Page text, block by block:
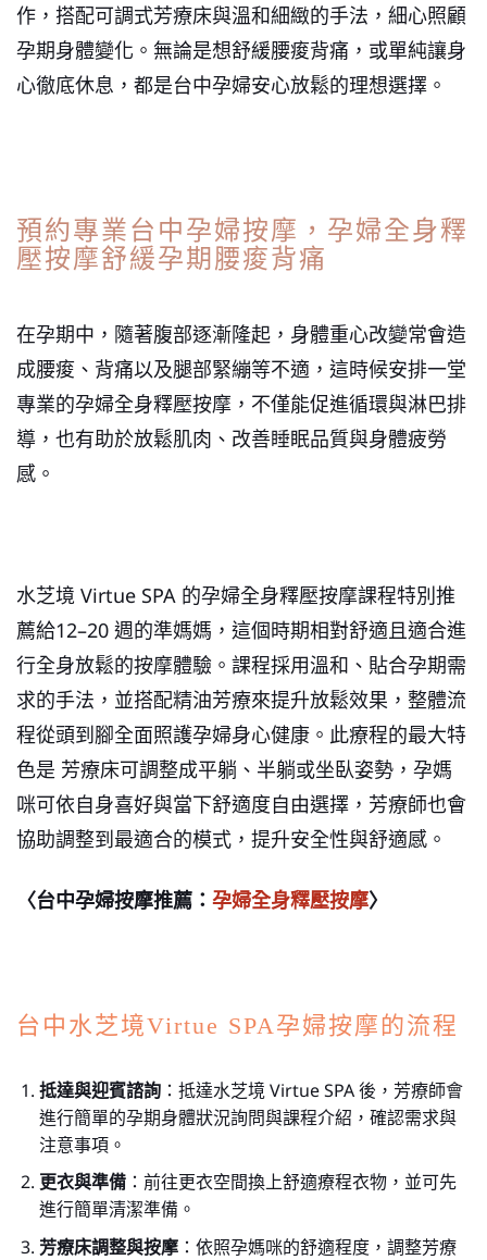
作，搭配可調式芳療床與溫和細緻的手法，細心照顧
孕期身體變化。無論是想舒緩腰痠背痛，或單純讓身
心徹底休息，都是台中孕婦安心放鬆的理想選擇。
預約專業台中孕婦按摩，孕婦全身釋
壓按摩舒緩孕期腰痠背痛
在孕期中，隨著腹部逐漸隆起，身體重心改變常會造
成腰痠、背痛以及腿部緊繃等不適，這時候安排一堂
專業的孕婦全身釋壓按摩，不僅能促進循環與淋巴排
導，也有助於放鬆肌肉、改善睡眠品質與身體疲勞
感。
水芝境 Virtue SPA 的孕婦全身釋壓按摩課程特別推
薦給12–20 週的準媽媽，這個時期相對舒適且適合進
行全身放鬆的按摩體驗。課程採用溫和、貼合孕期需
求的手法，並搭配精油芳療來提升放鬆效果，整體流
程從頭到腳全面照護孕婦身心健康。此療程的最大特
色是 芳療床可調整成平躺、半躺或坐臥姿勢，孕媽
咪可依自身喜好與當下舒適度自由選擇，芳療師也會
協助調整到最適合的模式，提升安全性與舒適感。
〈台中孕婦按摩推薦： 孕婦全身釋壓按摩〉
台中水芝境Virtue SPA孕婦按摩的流程
抵達與迎賓諮詢：抵達水芝境 Virtue SPA 後，芳療師會
進行簡單的孕期身體狀況詢問與課程介紹，確認需求與
注意事項。
更衣與準備：前往更衣空間換上舒適療程衣物，並可先
進行簡單清潔準備。
芳療床調整與按摩：依照孕媽咪的舒適程度，調整芳療